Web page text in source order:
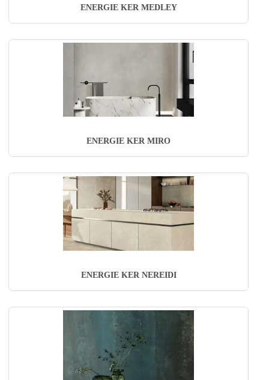
ENERGIE KER MEDLEY
ENERGIE KER MIRO
ENERGIE KER NEREIDI